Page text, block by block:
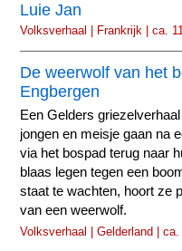
Luie Jan
Volksverhaal | Frankrijk | ca.
De weerwolf van het
Engbergen
Een Gelders
jongen en meisje gaan na
via het bospad terug naar
blaas legen tegen een
staat te wachten, hoort ze
van een weerwolf.
Volksverhaal | Gelderland | ca.